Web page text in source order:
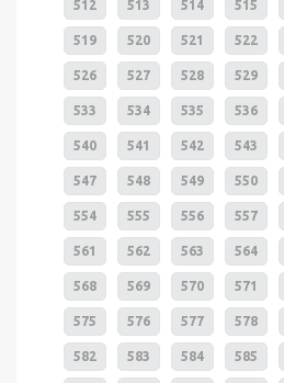
512 513 514 515
519 520 521 522
526 527 528 529
533 534 535 536
540 541 542 543
547 548 549 550
554 555 556 557
561 562 563 564
568 569 570 571
575 576 577 578
582 583 584 585